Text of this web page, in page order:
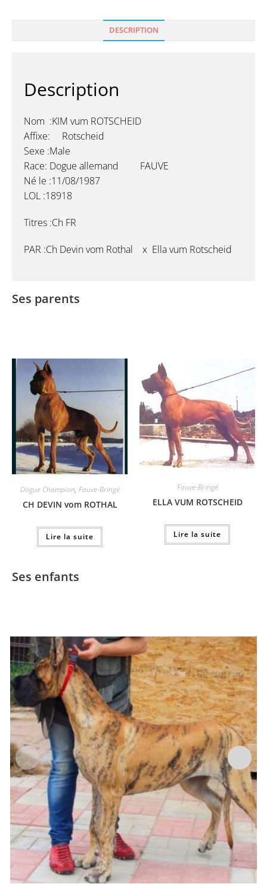
DESCRIPTION
Description
Nom :KIM vum ROTSCHEID
Affixe: Rotscheid
Sexe :Male
Race: Dogue allemand FAUVE
Né le :11/08/1987
LOL :18918
Titres :Ch FR
PAR :Ch Devin vom Rothal x Ella vum Rotscheid
Ses parents
Dogue Champion, Fauve-Bringé
CH DEVIN vom ROTHAL
Lire la suite
Fauve-Bringé
ELLA VUM ROTSCHEID
Lire la suite
Ses enfants